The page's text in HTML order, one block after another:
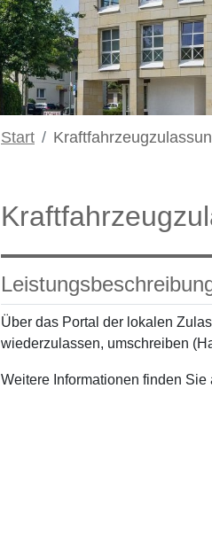
Start
Über das Portal der lokalen
wiederzulassen, umschreiben
Weitere Informationen finden Sie